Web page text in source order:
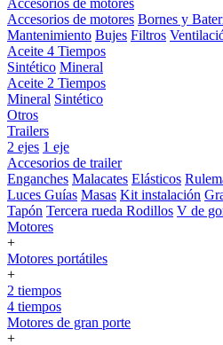
Accesorios de motores
Accesorios de motores Bornes y
Mantenimiento Bujes Filtros
Aceite 4 Tiempos
Sintético Mineral
Aceite 2 Tiempos
Mineral Sintético
Otros
Trailers
2 ejes 1 eje
Accesorios de trailer
Enganches Malacates Elásticos
Luces Guías Masas Kit instalación
Tapón Tercera rueda Rodillos V de
Motores
+
Motores portátiles
+
2 tiempos
4 tiempos
Motores de gran porte
+